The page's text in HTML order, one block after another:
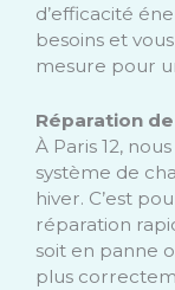
d’efficacité
besoins et
mesure pour
Réparation
À Paris 12,
système de
hiver. C’est
réparation
soit en panne
plus